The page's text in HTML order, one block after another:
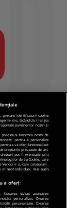
|Politica
precum identificatorii cookie
dvs. făcând clic mai jos
partenerilor noștri și
precum si furnizorii nostri de
pentru a personaliza
a va oferi functionalitati
drepturile prevazute de art.
drepturi pot fi exercitate prin
de tip Cookie, care
ii cu care colaboram.
in mod individual, mai putin
a oferi:
Stocarea și/sau accesarea
personalizat. Crearea
personalizate. Crearea